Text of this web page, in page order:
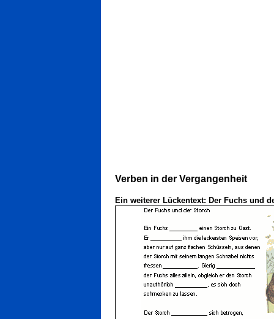
Verben in der Vergangenheit
Ein weiterer Lückentext: Der Fuchs und